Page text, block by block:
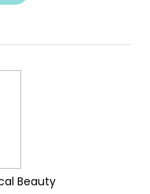
Beauty